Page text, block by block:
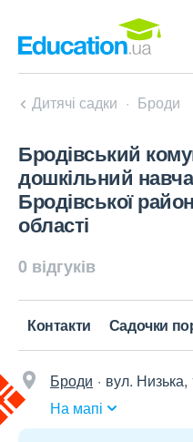
Дитячі садки Броди
Бродівський
дошкільний
Бродівської
області
0 відгуків
Контакти Садочки
Броди
вул.
На мапі